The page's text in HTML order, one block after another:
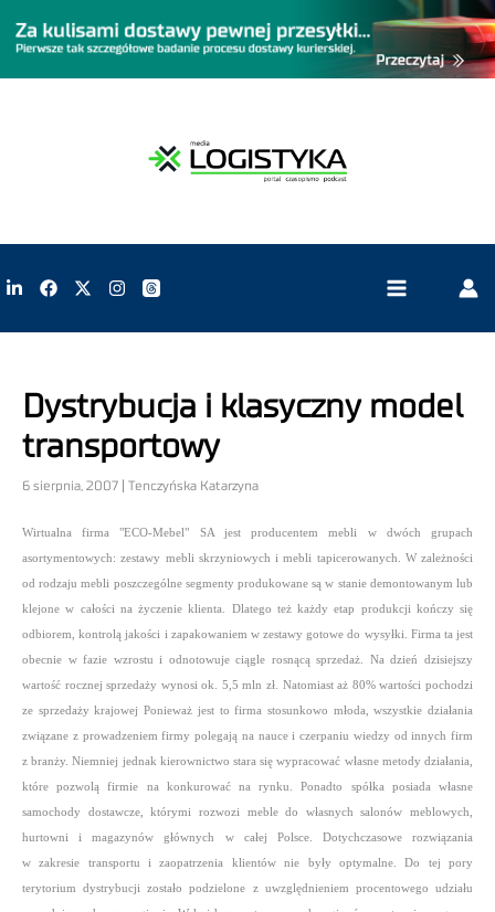
Dystrybucja i klasyczny model
transportowy
6 sierpnia, 2007 | Tenczyńska Katarzyna
Wirtualna firma "ECO-Mebel" SA jest producentem mebli w dwóch grupach
asortymentowych: zestawy mebli skrzyniowych i mebli tapicerowanych. W zależności
od rodzaju mebli poszczególne segmenty produkowane są w stanie demontowanym lub
klejone w całości na życzenie klienta. Dlatego też każdy etap produkcji kończy się
odbiorem, kontrolą jakości i zapakowaniem w zestawy gotowe do wysyłki. Firma ta jest
obecnie w fazie wzrostu i odnotowuje ciągle rosnącą sprzedaż. Na dzień dzisiejszy
wartość rocznej sprzedaży wynosi ok. 5,5 mln zł. Natomiast aż 80% wartości pochodzi
ze sprzedaży krajowej Ponieważ jest to firma stosunkowo młoda, wszystkie działania
związane z prowadzeniem firmy polegają na nauce i czerpaniu wiedzy od innych firm
z branży. Niemniej jednak kierownictwo stara się wypracować własne metody działania,
które pozwolą firmie na konkurować na rynku. Ponadto spółka posiada własne
samochody dostawcze, którymi rozwozi meble do własnych salonów meblowych,
hurtowni i magazynów głównych w całej Polsce. Dotychczasowe rozwiązania
w zakresie transportu i zaopatrzenia klientów nie były optymalne. Do tej pory
terytorium dystrybucji zostało podzielone z uwzględnieniem procentowego udziału